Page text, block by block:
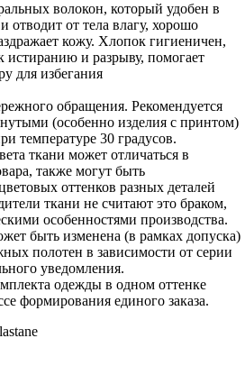
волокон, который удобен в
отводит от тела влагу, хорошо
кожу. Хлопок гигиеничен,
истиранию и разрыву, помогает
для избегания
обращения. Рекомендуется
(особенно изделия с принтом)
температуре 30 градусов.
ткани может отличаться в
также могут быть
оттенков разных деталей
ткани не считают это браком,
особенностями производства.
быть изменена (в рамках допуска)
полотен в зависимости от серии
уведомления.
одежды в одном оттенке
формирования единого заказа.